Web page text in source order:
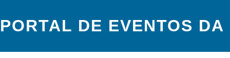
PORTAL DE EVENTOS DA